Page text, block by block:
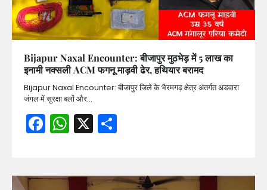
Bijapur Naxal Encounter: बीजापुर मुठभेड़ में 5 लाख का
इनामी नक्सली ACM फगनू माड़वी ढेर, हथियार बरामद
Bijapur Naxal Encounter: बीजापुर जिले के भैरमगढ़ क्षेत्र अंतर्गत अडवारा
जंगल में सुरक्षा बलों और…
Facebook
WhatsApp
X